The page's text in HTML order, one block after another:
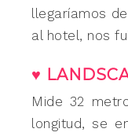
llegaríamos
al hotel, nos
♥
Mide 32
longitud, se